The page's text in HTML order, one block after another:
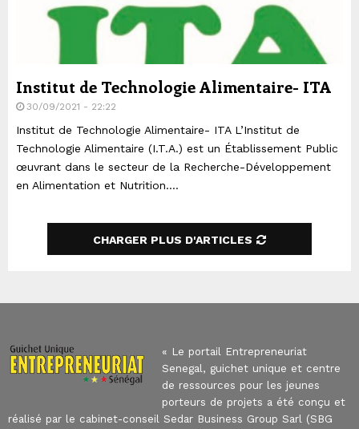
Institut de Technologie Alimentaire- ITA
30/09/2021 - 22:22
Institut de Technologie Alimentaire- ITA L’Institut de
Technologie Alimentaire (I.T.A.) est un Établissement Public
œuvrant dans le secteur de la Recherche-Développement
en Alimentation et Nutrition....
CHARGER PLUS D'ARTICLES
« Le portail Entrepreneuriat
Senegal, guichet unique et centre
de ressources pour les jeunes
porteurs de projets a été conçu et
réalisé par le cabinet-conseil Sedar Business Group Sarl (SBG